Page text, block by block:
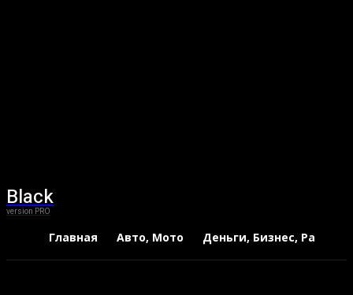
Black
version PRO
Главная Авто, Мото Деньги, Бизнес, Работа